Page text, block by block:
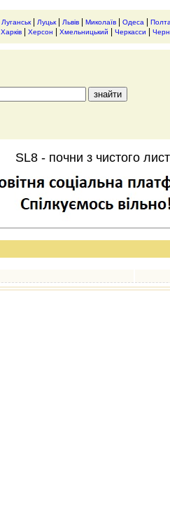
Луганськ| Луцьк| Львів Миколаїв Одеса
Харків Херсон Хмельницький Черкасси
SL8 - почни з чистого